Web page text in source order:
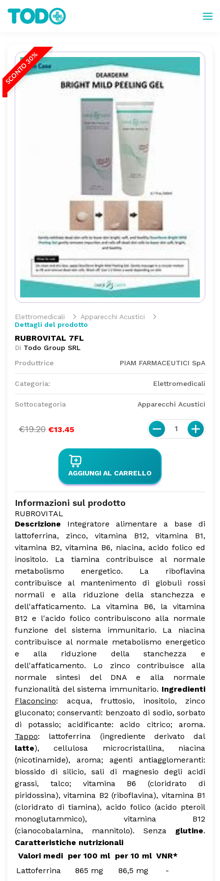
SCONTO 30%
Elettromedicali
Apparecchi Acustici
Dettagli del prodotto
RUBROVITAL 7FL
Di Todo Group SRL
Produttrice
PIAM FARMACEUTICI SpA
Categoria: Elettromedicali
Sottocategoria Apparecchi Acustici
€19.20 €13.45 1
AGGIUNGI AL CARRELLO
Informazioni sul prodotto
RUBROVITAL
Descrizione Integratore alimentare a base di
lattoferrina, zinco, vitamina B12, vitamina B1,
vitamina B2, vitamina B6, niacina, acido folico ed
inositolo. La tiamina contribuisce al normale
metabolismo energetico. La riboflavina
contribuisce al mantenimento di globuli rossi
normali e alla riduzione della stanchezza e
dell'affaticamento. La vitamina B6, la vitamina
B12 e l'acido folico contribuiscono alla normale
funzione del sistema immunitario. La niacina
contribuisce al normale metabolismo energetico
e alla riduzione della stanchezza e
dell'affaticamento. Lo zinco contribuisce alla
normale sintesi del DNA e alla normale
funzionalità del sistema immunitario. Ingredienti
Flaconcino: acqua, fruttosio, inositolo, zinco
gluconato; conservanti: benzoato di sodio, sorbato
di potassio; acidificante: acido citrico; aroma.
Tappo: lattoferrina (ingrediente derivato dal
latte), cellulosa microcristallina, niacina
(nicotinamide), aroma; agenti antiagglomeranti:
biossido di silicio, sali di magnesio degli acidi
grassi, talco; vitamina B6 (cloridrato di
piridossina), vitamina B2 (riboflavina), vitamina B1
(cloridrato di tiamina), acido folico (acido pteroil
monoglutammico), vitamina B12
(cianocobalamina, mannitolo). Senza glutine.
Caratteristiche nutrizionali
Valori medi per 100 ml per 10 ml VNR*
Lattoferrina
865 mg 86,5 mg
-